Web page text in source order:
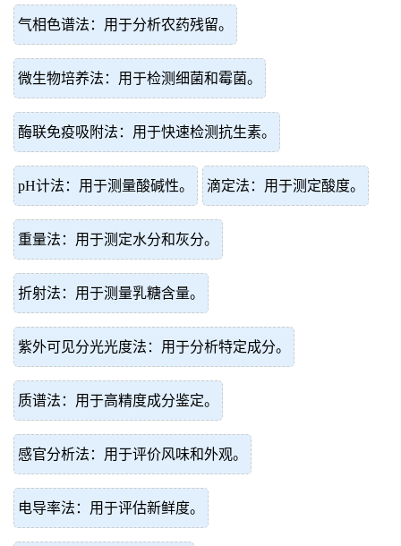
气相色谱法：用于分析农药残留。
微生物培养法：用于检测细菌和霉菌。
酶联免疫吸附法：用于快速检测抗生素。
pH计法：用于测量酸碱性。 滴定法：用于测定酸度。
重量法：用于测定水分和灰分。
折射法：用于测量乳糖含量。
紫外可见分光光度法：用于分析特定成分。
质谱法：用于高精度成分鉴定。
感官分析法：用于评价风味和外观。
电导率法：用于评估新鲜度。